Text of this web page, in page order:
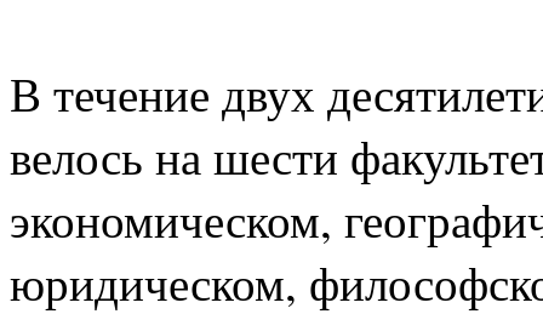
В течение двух
велось на шести
экономическом,
юридическом,